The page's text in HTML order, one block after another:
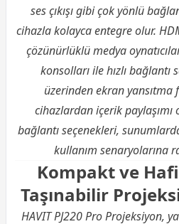
ses çıkışı gibi çok yönlü
cihazla kolayca entegre olur.
çözünürlüklü medya
konsolları ile hızlı bağlantı
üzerinden ekran
cihazlardan içerik
bağlantı seçenekleri,
kullanım senaryolarına
Kompakt ve
Taşınabilir
HAVIT PJ220 Pro Projeksiyon,